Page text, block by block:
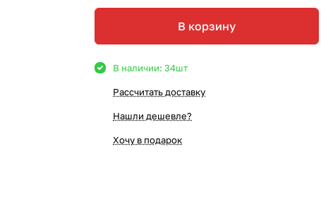
В корзину
В наличии: 34шт
Рассчитать доставку
Нашли дешевле?
Хочу в подарок